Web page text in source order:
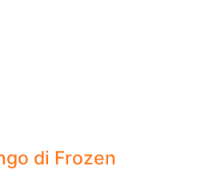
di Frozen